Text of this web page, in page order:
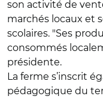
son activité de
marchés locaux et
scolaires. "Ses
consommés
présidente.
La ferme s’inscrit
pédagogique du